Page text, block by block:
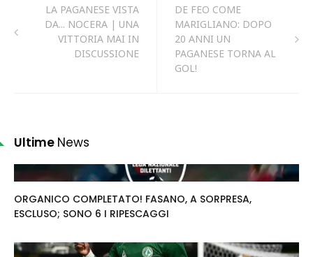
LA PAGANESE VISTA
DA... NOCERA | UNA
VITTORIA MAI IN
DISCUSSIONE
DE FEO COME
MARIGLIANO: DOPO
20 ANNI UN
PAGANESE TORNA AL
GOL!
Ultime News
ORGANICO COMPLETATO! FASANO, A SORPRESA,
ESCLUSO; SONO 6 I RIPESCAGGI